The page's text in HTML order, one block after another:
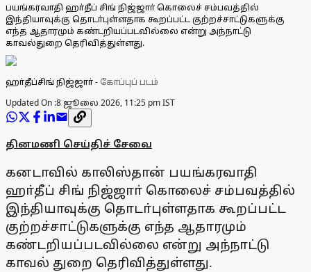
பயங்கரவாதி ஹா்தீப் சிங் நிஜ்ஜாா் கொலைச் சம்பவத்தில்
இந்தியாவுக்கு தொடா்புள்ளதாக கூறப்பட்ட குற்றச்சாட்டுகளுக்கு
எந்த ஆதாரமும் கண்டறியப்படவில்லை என்று அந்நாட்டு
காவல்துறை தெரிவித்துள்ளது.
ஹா்தீப்சிங் நிஜ்ஜாா்- கோப்புப் படம்
Updated On :8 ஜூலை 2026, 11:25 pm IST
தினமணி செய்திச் சேவை
கனடாவில் காலிஸ்தான் பயங்கரவாதி
ஹா்தீப் சிங் நிஜ்ஜாா் கொலைச் சம்பவத்தில்
இந்தியாவுக்கு தொடா்புள்ளதாக கூறப்பட்ட
குற்றச்சாட்டுகளுக்கு எந்த ஆதாரமும்
கண்டறியப்படவில்லை என்று அந்நாட்டு
காவல் துறை தெரிவித்துள்ளது.